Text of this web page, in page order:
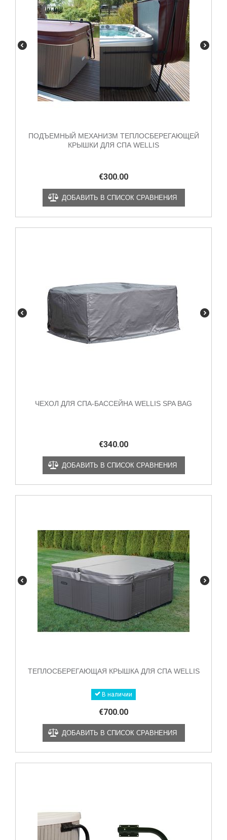
ПОДЪЕМНЫЙ МЕХАНИЗМ ТЕПЛОСБЕРЕГАЮЩЕЙ
КРЫШКИ ДЛЯ СПА WELLIS
€300.00
ДОБАВИТЬ В СПИСОК СРАВНЕНИЯ
ЧЕХОЛ ДЛЯ СПА-БАССЕЙНА WELLIS SPA BAG
€340.00
ДОБАВИТЬ В СПИСОК СРАВНЕНИЯ
ТЕПЛОСБЕРЕГАЮЩАЯ КРЫШКА ДЛЯ СПА WELLIS
В наличии
€700.00
ДОБАВИТЬ В СПИСОК СРАВНЕНИЯ